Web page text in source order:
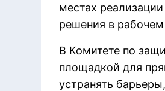
местах
решения в
В Комитете по
площадкой для
устранять